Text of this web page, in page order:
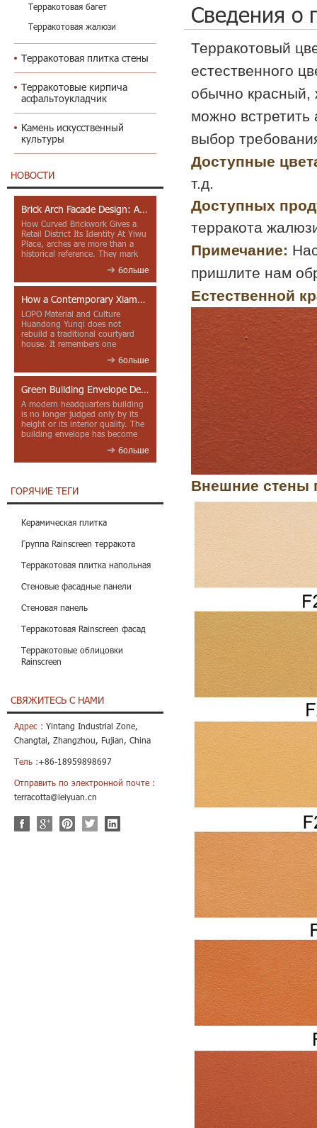
Терракотовая багет
Терракотовая жалюзи
Терракотовая плитка стены
Терракотовые кирпича
асфальтоукладчик
Камень искусственный
культуры
НОВОСТИ
Brick Arch Facade Design: A Closer Look at Yiwu Place
How Curved Brickwork Gives a
Retail District Its Identity At Yiwu
Place, arches are more than a
historical reference. They mark
больше
How a Contemporary Xiamen Project Reframes Minnan Red Brick
LOPO Material and Culture
Huandong Yunqi does not
rebuild a traditional courtyard
house. It remembers one
больше
Green Building Envelope Design: Clay Sunscreen Fins for Modern Headquarters Architecture
A modern headquarters building
is no longer judged only by its
height or its interior quality. The
building envelope has become
больше
ГОРЯЧИЕ ТЕГИ
Керамическая плитка
Группа Rainscreen терракота
Терракотовая плитка напольная
Стеновые фасадные панели
Стеновая панель
Терракотовая Rainscreen фасад
Терракотовые облицовки
Rainscreen
СВЯЖИТЕСЬ С НАМИ
Адрес : Yintang Industrial Zone,
Changtai, Zhangzhou, Fujian, China
Тель :+86-18959898697
Отправить по электронной почте :
terracotta@leiyuan.cn
Сведения о
Терракотовый
естественного
обычно красный,
можно встретить
выбор
Доступные
т.д.
Доступных
терракота
Примечание:
пришлите нам
Естественной
Внешние стены